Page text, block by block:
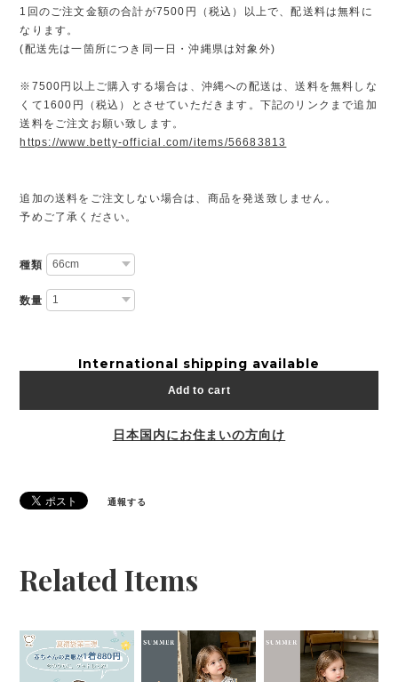
1回のご注文金額の合計が7500円（税込）以上で、配送料は無料に
なります。
(配送先は一箇所につき同一日・沖縄県は対象外)
※7500円以上ご購入する場合は、沖縄への配送は、送料を無料しな
くて1600円（税込）とさせていただきます。下記のリンクまで追加
送料をご注文お願い致します。
https://www.betty-official.com/items/56683813
追加の送料をご注文しない場合は、商品を発送致しません。
予めご了承ください。
種類
数量
International shipping available
Add to cart
日本国内にお住まいの方向け
通報する
Related Items